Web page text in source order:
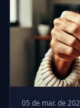
05 de mar. de